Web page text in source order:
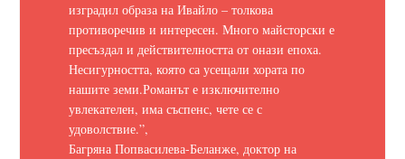
изградил образа на Ивайло – толкова
противоречив и интересен. Много майсторски е
пресъздал и действителността от онази епоха.
Несигурността, която са усещали хората по
нашите земи.Романът е изключително
увлекателен, има съспенс, чете се с
удоволствие.”,
Багряна Попвасилева-Беланже, доктор на